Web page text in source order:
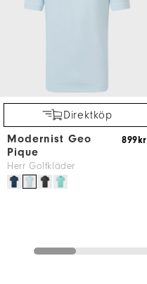
Direktköp
Modernist Geo
Pique
Herr Golfkläder
899kr